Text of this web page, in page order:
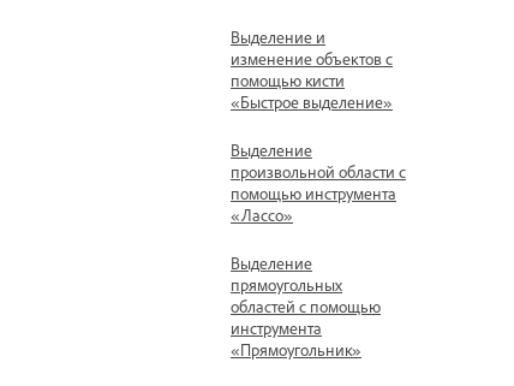
Выделение и
изменение объектов с
помощью кисти
«Быстрое выделение»
Выделение
произвольной области с
помощью инструмента
«Лассо»
Выделение
прямоугольных
областей с помощью
инструмента
«Прямоугольник»